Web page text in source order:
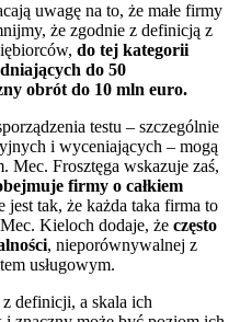
uwagę na to, że małe firmy
że zgodnie z definicją z
do tej kategorii
do 50
obrót do 10 mln euro.
testu – szczególnie
i wyceniających – mogą
Frosztęga wskazuje zaś,
firmy o całkiem
jest tak, że każda taka firma to
Kieloch dodaje, że często
, nieporównywalnej z
usługowym.
definicji, a skala ich